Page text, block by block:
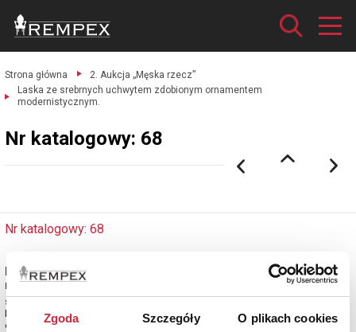
Zgoda Szczegóły O plikach cookies
Strona główna
2. Aukcja „Męska rzecz”
Laska ze srebrnych uchwytem zdobionym ornamentem
modernistycznym.
Nr katalogowy: 68
Nr katalogowy: 68
Laska ze srebrnych uchwytem zdobionym ornamentem
modernistycznym
srebrno pr. 800, drewno czernione, guma; dług. 82,5 cm.
Niemcy, ok. 1915.
estymacja: 600 - 1 100 zł